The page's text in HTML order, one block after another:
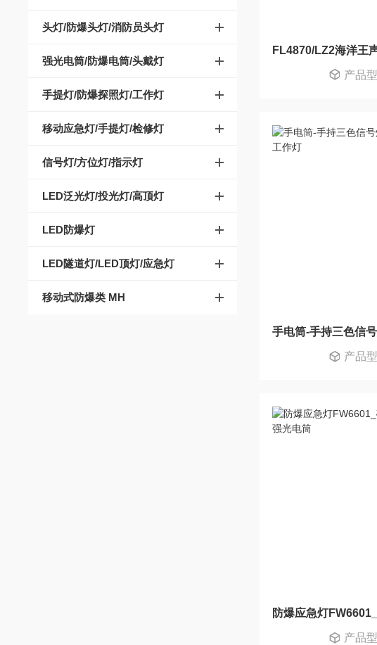
头灯/防爆头灯/消防员头灯
强光电筒/防爆电筒/头戴灯
手提灯/防爆探照灯/工作灯
移动应急灯/手提灯/检修灯
信号灯/方位灯/指示灯
LED泛光灯/投光灯/高顶灯
LED防爆灯
LED隧道灯/LED顶灯/应急灯
移动式防爆类 MH
产品
产品
产品